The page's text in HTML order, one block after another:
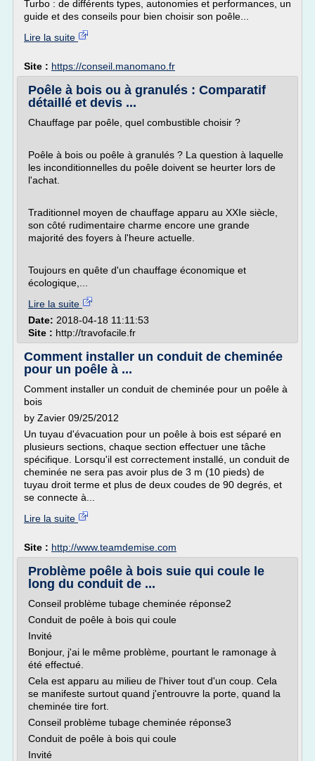
Turbo : de différents types, autonomies et performances, un
guide et des conseils pour bien choisir son poêle...
Lire la suite
Site : https://conseil.manomano.fr
Poêle à bois ou à granulés : Comparatif
détaillé et devis ...
Chauffage par poêle, quel combustible choisir ?
Poêle à bois ou poêle à granulés ? La question à laquelle
les inconditionnelles du poêle doivent se heurter lors de
l'achat.
Traditionnel moyen de chauffage apparu au XXIe siècle,
son côté rudimentaire charme encore une grande
majorité des foyers à l'heure actuelle.
Toujours en quête d'un chauffage économique et
écologique,...
Lire la suite
Date: 2018-04-18 11:11:53
Site : http://travofacile.fr
Comment installer un conduit de cheminée
pour un poêle à ...
Comment installer un conduit de cheminée pour un poêle à
bois
by Zavier 09/25/2012
Un tuyau d'évacuation pour un poêle à bois est séparé en
plusieurs sections, chaque section effectuer une tâche
spécifique. Lorsqu'il est correctement installé, un conduit de
cheminée ne sera pas avoir plus de 3 m (10 pieds) de
tuyau droit terme et plus de deux coudes de 90 degrés, et
se connecte à...
Lire la suite
Site : http://www.teamdemise.com
Problème poêle à bois suie qui coule le
long du conduit de ...
Conseil problème tubage cheminée réponse2
Conduit de poêle à bois qui coule
Invité
Bonjour, j'ai le même problème, pourtant le ramonage à
été effectué.
Cela est apparu au milieu de l'hiver tout d'un coup. Cela
se manifeste surtout quand j'entrouvre la porte, quand la
cheminée tire fort.
Conseil problème tubage cheminée réponse3
Conduit de poêle à bois qui coule
Invité